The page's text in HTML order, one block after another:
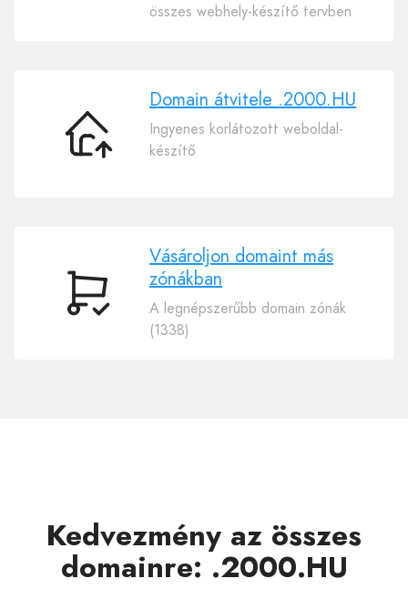
összes webhely-készítő tervben
Domain
átvitele
Domain átvitele .2000.HU
Ingyenes korlátozott weboldal-
készítő
Vásároljon
Vásároljon domaint más
zónákban
A legnépszerűbb domain zónák
(1338)
Kedvezmény az összes
domainre: .2000.HU